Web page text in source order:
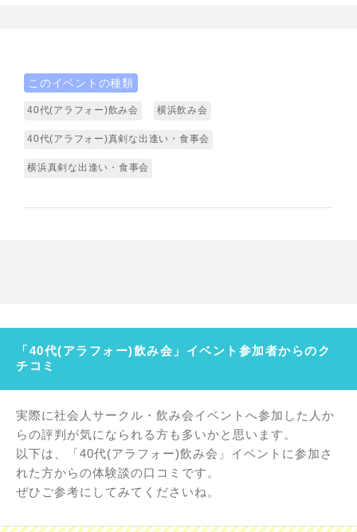
このイベントの種類
40代(アラフォー)飲み会 横浜飲み会
40代(アラフォー)真剣な出逢い・食事会
横浜真剣な出逢い・食事会
「40代(アラフォー)飲み会」イベント参加者からのク
チコミ
実際に社会人サークル・飲み会イベントへ参加した人か
らの評判が気になられる方も多いかと思います。
以下は、「40代(アラフォー)飲み会」イベントに参加さ
れた方からの体験談の口コミです。
ぜひご参考にしてみてくださいね。